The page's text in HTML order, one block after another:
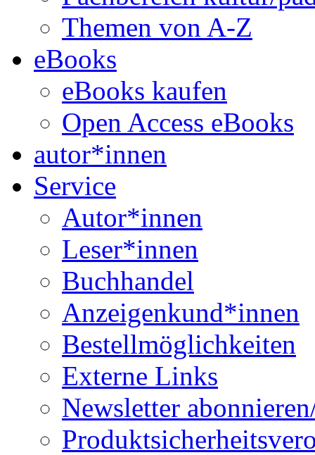
Themen von A-Z
eBooks
eBooks kaufen
Open Access eBooks
autor*innen
Service
Autor*innen
Leser*innen
Buchhandel
Anzeigenkund*innen
Bestellmöglichkeiten
Externe Links
Newsletter